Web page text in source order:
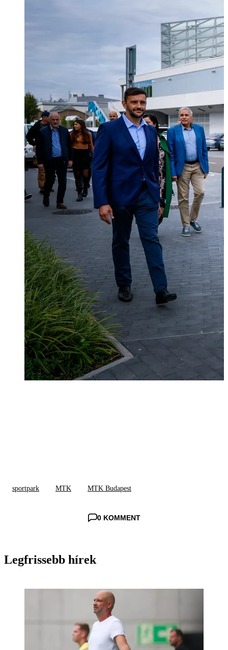
sportpark MTK MTK Budapest
0 KOMMENT
Legfrissebb hírek